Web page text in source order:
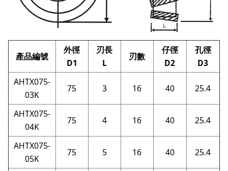
產品編號
外徑
D1
刃長
L
刃數
仔徑
D2
孔徑
D3
AHTX075-
03K
75 3 16 40 25.4
AHTX075-
04K
75 4 16 40 25.4
AHTX075-
05K
75 5 16 40 25.4